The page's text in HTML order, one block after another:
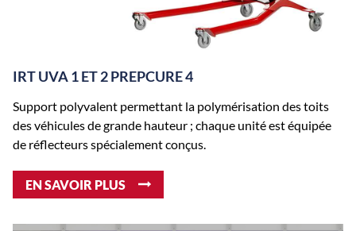
IRT UVA 1 ET 2 PREPCURE 4
Support polyvalent permettant la polymérisation des toits
des véhicules de grande hauteur ; chaque unité est équipée
de réflecteurs spécialement conçus.
EN SAVOIR PLUS